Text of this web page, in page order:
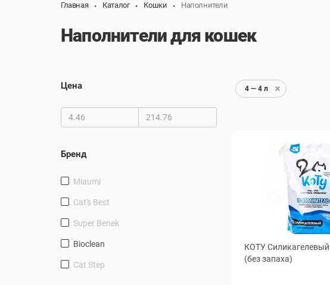
Главная Каталог Кошки Наполнители
Наполнители для кошек
Цена
Бренд
Miaumi
Cat's Best
Super Benek
Bioclean
Cat Step
4 — 4 л
КОТУ Силикагелевый
(без запаха)